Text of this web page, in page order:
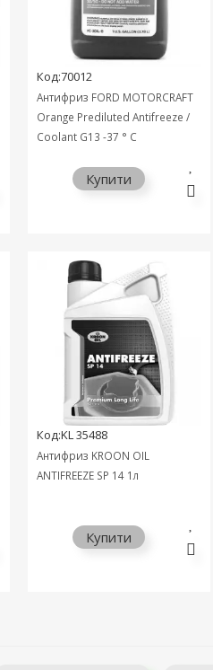
Код:70012
Антифриз FORD MOTORCRAFT
Orange Prediluted Antifreeze /
Coolant G13 -37 ° C
Купити
Код:KL 35488
Антифриз KROON OIL
ANTIFREEZE SP 14 1л
Купити